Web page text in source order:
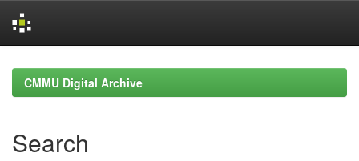
navigationCMMU Digital Archive
Search